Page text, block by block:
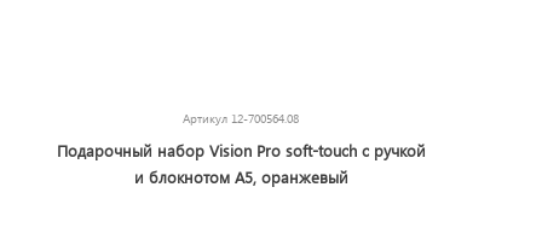
Артикул 12-700564.08
Подарочный набор Vision Pro soft-touch с ручкой
и блокнотом А5, оранжевый